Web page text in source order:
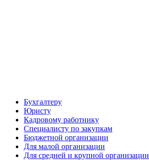
Бухгалтеру
Юристу
Кадровому работнику
Специалисту по закупкам
Бюджетной организации
Для малой организации
Для средней и крупной организации